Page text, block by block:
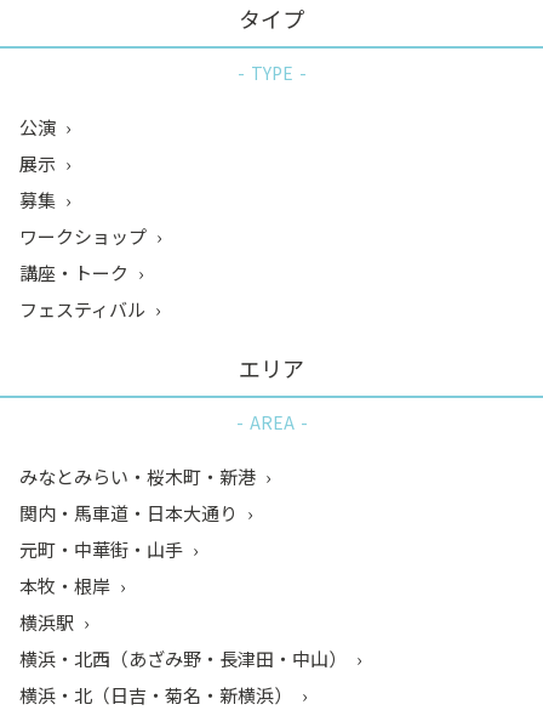
タイプ
TYPE
公演
展示
募集
ワークショップ
講座・トーク
フェスティバル
エリア
AREA
みなとみらい・桜木町・新港
関内・馬車道・日本大通り
元町・中華街・山手
本牧・根岸
横浜駅
横浜・北西（あざみ野・長津田・中山）
横浜・北（日吉・菊名・新横浜）